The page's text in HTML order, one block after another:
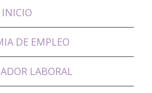
INICIO
DE EMPLEO
LABORAL